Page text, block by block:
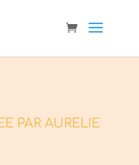
PAR AURELIE